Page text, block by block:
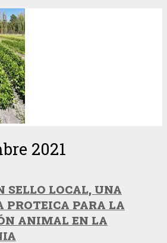
2021
SELLO LOCAL, UNA
PROTEICA PARA LA
ANIMAL EN LA